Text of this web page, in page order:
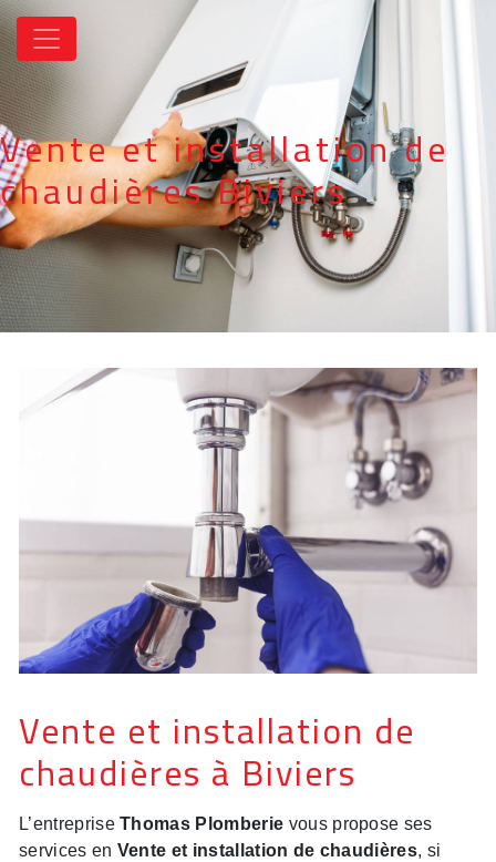
Panneau de gestion des cookies
Vente et installation de
chaudières Biviers
Vente et installation de
chaudières à Biviers
L’entrepriseThomas Plomberie vous propose ses
services en Vente et installation de chaudières, si